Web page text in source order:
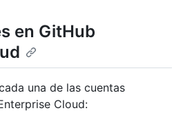
en GitHub
una de las cuentas
Cloud: